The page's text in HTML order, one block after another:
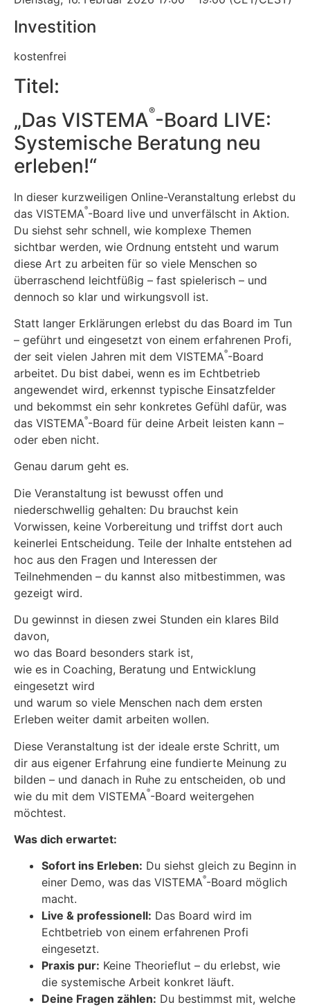
Investition
kostenfrei
Titel:
„Das VISTEMA®-Board LIVE:
Systemische Beratung neu
erleben!“
In dieser kurzweiligen Online-Veranstaltung erlebst du
das VISTEMA®-Board live und unverfälscht in Aktion.
Du siehst sehr schnell, wie komplexe Themen
sichtbar werden, wie Ordnung entsteht und warum
diese Art zu arbeiten für so viele Menschen so
überraschend leichtfüßig – fast spielerisch – und
dennoch so klar und wirkungsvoll ist.
Statt langer Erklärungen erlebst du das Board im Tun
– geführt und eingesetzt von einem erfahrenen Profi,
der seit vielen Jahren mit dem VISTEMA®-Board
arbeitet. Du bist dabei, wenn es im Echtbetrieb
angewendet wird, erkennst typische Einsatzfelder
und bekommst ein sehr konkretes Gefühl dafür, was
das VISTEMA®-Board für deine Arbeit leisten kann –
oder eben nicht.
Genau darum geht es.
Die Veranstaltung ist bewusst offen und
niederschwellig gehalten: Du brauchst kein
Vorwissen, keine Vorbereitung und triffst dort auch
keinerlei Entscheidung. Teile der Inhalte entstehen ad
hoc aus den Fragen und Interessen der
Teilnehmenden – du kannst also mitbestimmen, was
gezeigt wird.
Du gewinnst in diesen zwei Stunden ein klares Bild
davon,
wo das Board besonders stark ist,
wie es in Coaching, Beratung und Entwicklung
eingesetzt wird
und warum so viele Menschen nach dem ersten
Erleben weiter damit arbeiten wollen.
Diese Veranstaltung ist der ideale erste Schritt, um
dir aus eigener Erfahrung eine fundierte Meinung zu
bilden – und danach in Ruhe zu entscheiden, ob und
wie du mit dem VISTEMA®-Board weitergehen
möchtest.
Was dich erwartet:
Sofort ins Erleben: Du siehst gleich zu Beginn in
einer Demo, was das VISTEMA®-Board möglich
macht.
Live & professionell: Das Board wird im
Echtbetrieb von einem erfahrenen Profi
eingesetzt.
Praxis pur: Keine Theorieflut – du erlebst, wie
die systemische Arbeit konkret läuft.
Deine Fragen zählen: Du bestimmst mit, welche